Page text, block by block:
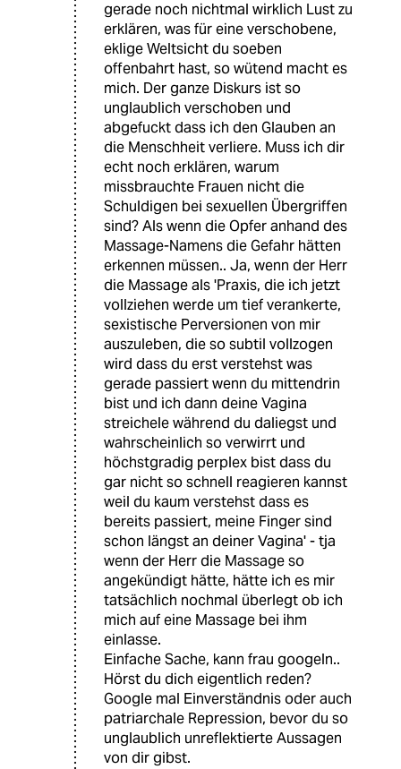
gerade noch nichtmal wirklich Lust zu
erklären, was für eine verschobene,
eklige Weltsicht du soeben
offenbahrt hast, so wütend macht es
mich. Der ganze Diskurs ist so
unglaublich verschoben und
abgefuckt dass ich den Glauben an
die Menschheit verliere. Muss ich dir
echt noch erklären, warum
missbrauchte Frauen nicht die
Schuldigen bei sexuellen Übergriffen
sind? Als wenn die Opfer anhand des
Massage-Namens die Gefahr hätten
erkennen müssen.. Ja, wenn der Herr
die Massage als 'Praxis, die ich jetzt
vollziehen werde um tief verankerte,
sexistische Perversionen von mir
auszuleben, die so subtil vollzogen
wird dass du erst verstehst was
gerade passiert wenn du mittendrin
bist und ich dann deine Vagina
streichele während du daliegst und
wahrscheinlich so verwirrt und
höchstgradig perplex bist dass du
gar nicht so schnell reagieren kannst
weil du kaum verstehst dass es
bereits passiert, meine Finger sind
schon längst an deiner Vagina' - tja
wenn der Herr die Massage so
angekündigt hätte, hätte ich es mir
tatsächlich nochmal überlegt ob ich
mich auf eine Massage bei ihm
einlasse.
Einfache Sache, kann frau googeln..
Hörst du dich eigentlich reden?
Google mal Einverständnis oder auch
patriarchale Repression, bevor du so
unglaublich unreflektierte Aussagen
von dir gibst.